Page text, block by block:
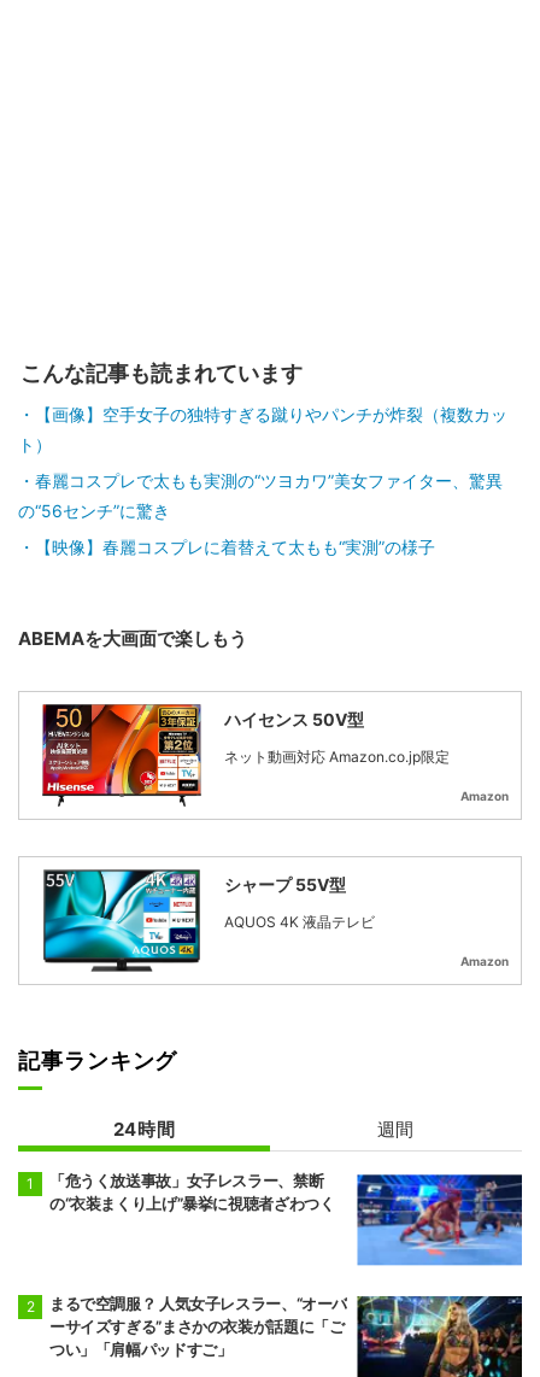
こんな記事も読まれています
【画像】空手女子の独特すぎる蹴りやパンチが炸裂（複数カッ
ト）
春麗コスプレで太もも実測の“ツヨカワ”美女ファイター、驚異
の“56センチ”に驚き
【映像】春麗コスプレに着替えて太もも“実測”の様子
ABEMAを大画面で楽しもう
ハイセンス 50V型
ネット動画対応 Amazon.co.jp限定
Amazon
シャープ 55V型
AQUOS 4K 液晶テレビ
Amazon
記事ランキング
24時間 週間
「危うく放送事故」女子レスラー、禁断
の“衣装まくり上げ”暴挙に視聴者ざわつく
まるで空調服？ 人気女子レスラー、“オーバ
ーサイズすぎる”まさかの衣装が話題に「ご
つい」「肩幅パッドすご」